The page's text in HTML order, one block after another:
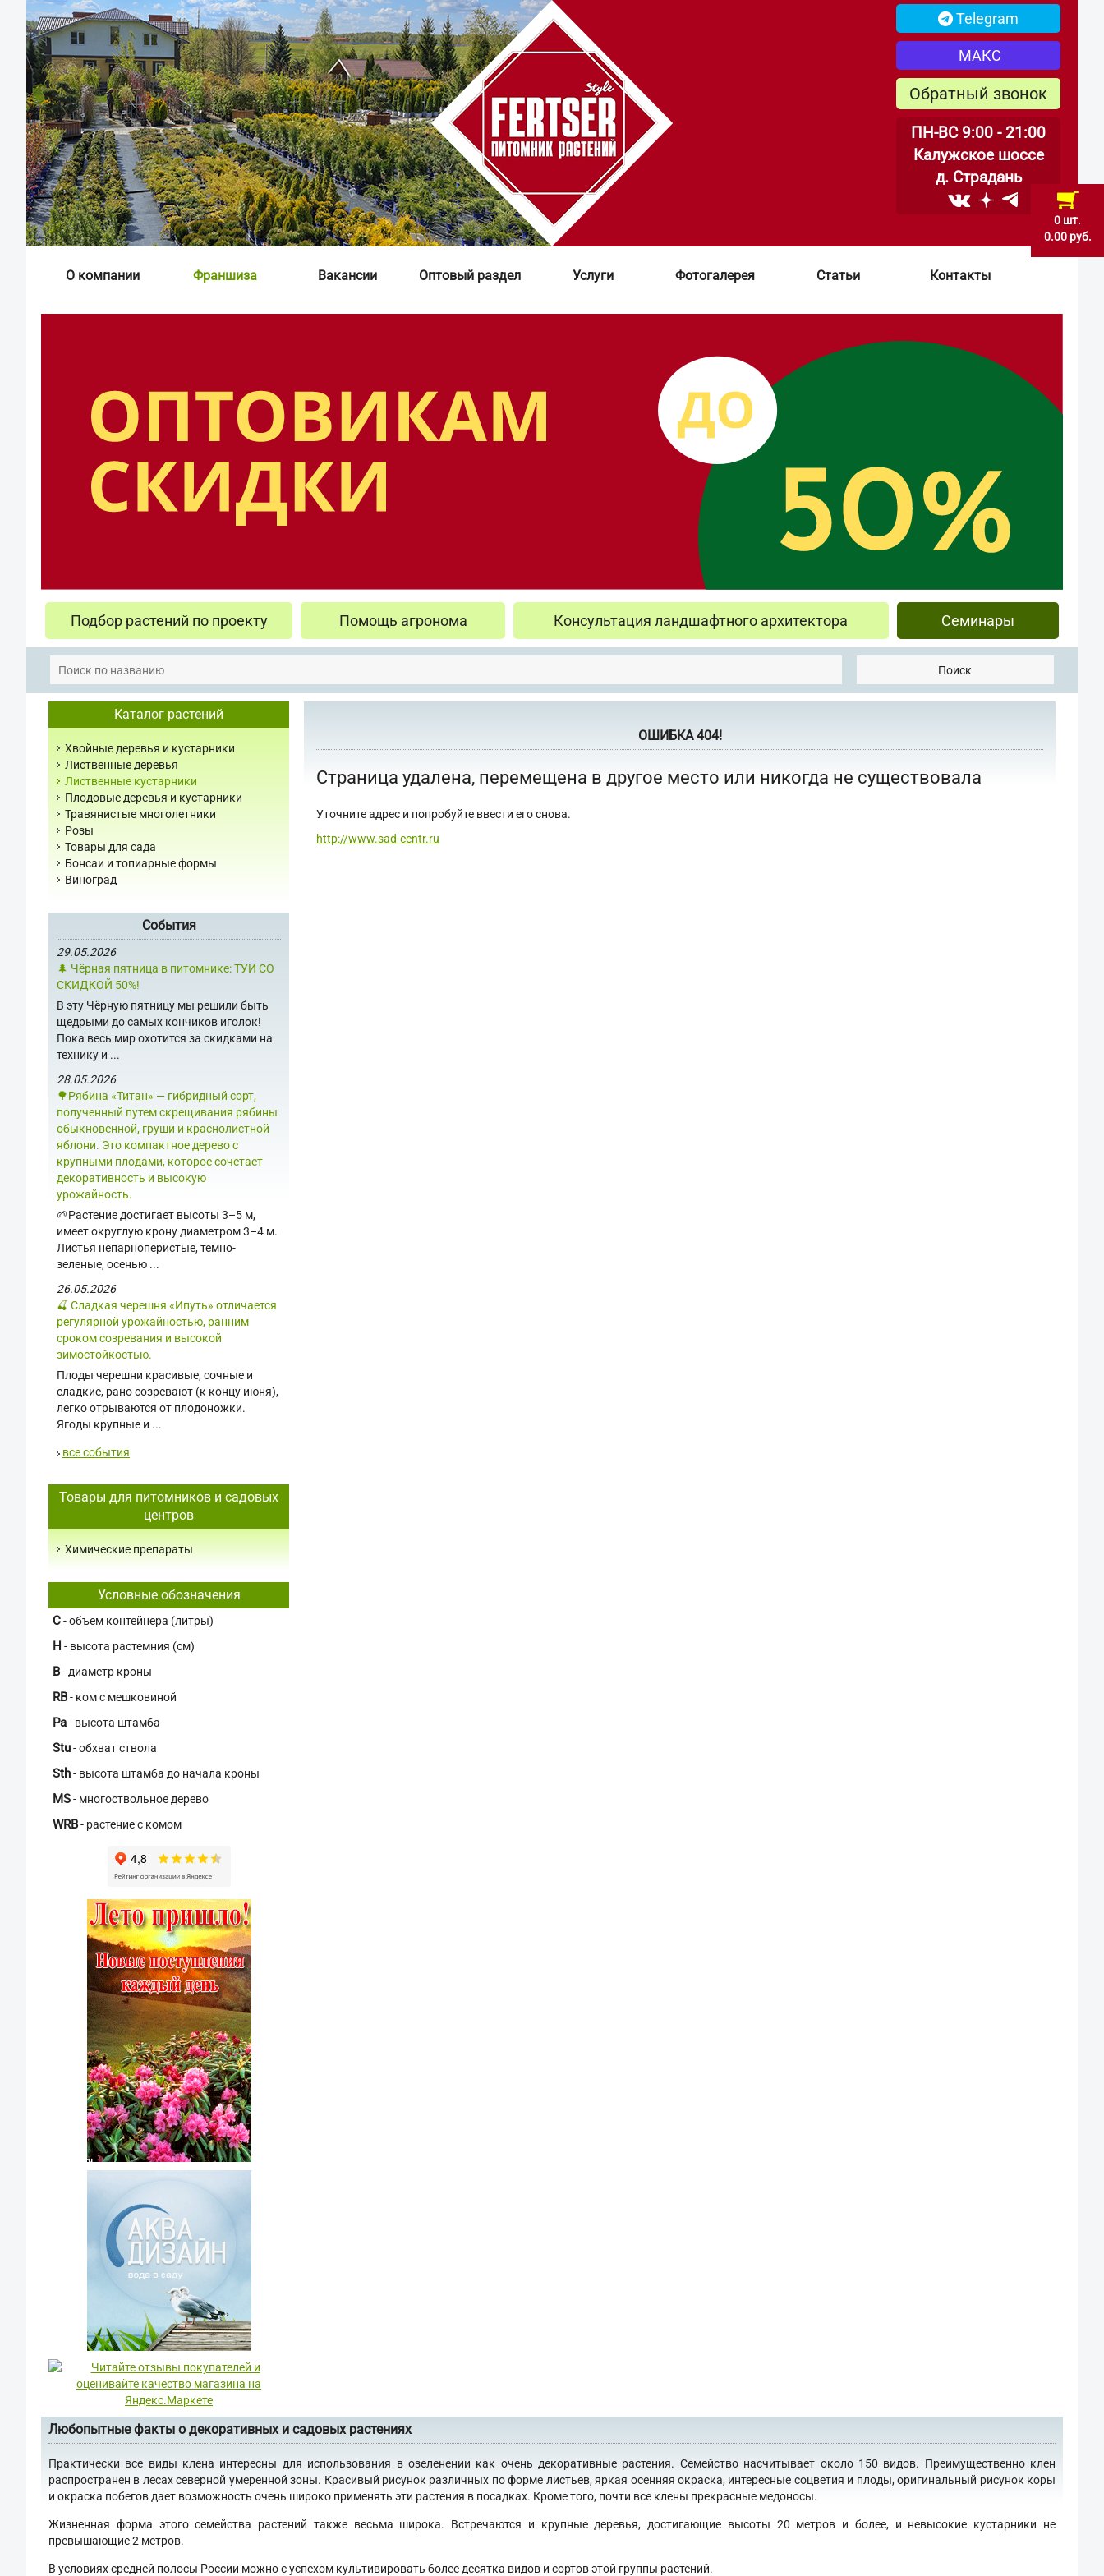
0 шт.
0.00 руб.
Telegram
МАКС
Обратный звонок
ПН-ВС 9:00 - 21:00
Калужское шоссе
д. Страдань
О компании Франшиза Вакансии Оптовый раздел Услуги Фотогалерея Статьи Контакты
Подбор растений по проекту Помощь агронома Консультация ландшафтного архитектора Семинары
Поиск
Каталог растений
Хвойные деревья и кустарники
Лиственные деревья
Лиственные кустарники
Плодовые деревья и кустарники
Травянистые многолетники
Розы
Товары для сада
Бонсаи и топиарные формы
Виноград
События
29.05.2026
🌲 Чёрная пятница в питомнике: ТУИ СО
СКИДКОЙ 50%!
В эту Чёрную пятницу мы решили быть
щедрыми до самых кончиков иголок!
Пока весь мир охотится за скидками на
технику и ...
28.05.2026
🌳Рябина «Титан» — гибридный сорт,
полученный путем скрещивания рябины
обыкновенной, груши и краснолистной
яблони. Это компактное дерево с
крупными плодами, которое сочетает
декоративность и высокую
урожайность.
🌱Растение достигает высоты 3–5 м,
имеет округлую крону диаметром 3–4 м.
Листья непарноперистые, темно-
зеленые, осенью ...
26.05.2026
🍒 Сладкая черешня «Ипуть» отличается
регулярной урожайностью, ранним
сроком созревания и высокой
зимостойкостью.
Плоды черешни красивые, сочные и
сладкие, рано созревают (к концу июня),
легко отрываются от плодоножки.
Ягоды крупные и ...
все события
Товары для питомников и садовых
центров
Химические препараты
Условные обозначения
C- объем контейнера (литры)
H - высота растемния (см)
В- диаметр кроны
RB- ком с мешковиной
Pa- высота штамба
Stu- обхват ствола
Sth- высота штамба до начала кроны
MS- многоствольное дерево
WRB- растение с комом
ОШИБКА 404!
Страница удалена, перемещена в другое место или никогда не существовала
Уточните адрес и попробуйте ввести его снова.
http://www.sad-centr.ru
Любопытные факты о декоративных и садовых растениях
Практически все виды клена интересны для использования в озеленении как очень декоративные растения. Семейство насчитывает около 150 видов. Преимущественно клен
распространен в лесах северной умеренной зоны. Красивый рисунок различных по форме листьев, яркая осенняя окраска, интересные соцветия и плоды, оригинальный рисунок коры
и окраска побегов дает возможность очень широко применять эти растения в посадках. Кроме того, почти все клены прекрасные медоносы.
Жизненная форма этого семейства растений также весьма широка. Встречаются и крупные деревья, достигающие высоты 20 метров и более, и невысокие кустарники не
превышающие 2 метров.
В условиях средней полосы России можно с успехом культивировать более десятка видов и сортов этой группы растений.